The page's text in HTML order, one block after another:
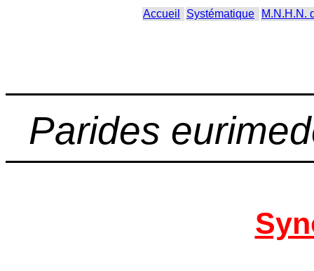
Accueil Systématique M.N.H.N.
Parides